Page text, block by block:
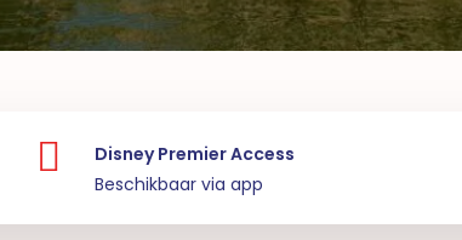
Disney Premier Access
Beschikbaar via app